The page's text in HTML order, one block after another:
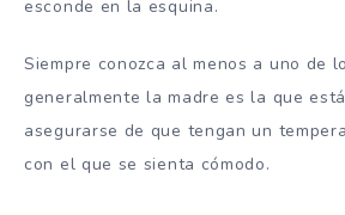
esconde en la esquina.
Siempre conozca al menos a uno de
generalmente la madre es la que
asegurarse de que tengan un
con el que se sienta cómodo.